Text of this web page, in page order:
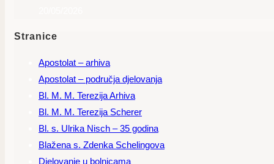
Stranice
Apostolat – arhiva
Apostolat – područja djelovanja
Bl. M. M. Terezija Arhiva
Bl. M. M. Terezija Scherer
Bl. s. Ulrika Nisch – 35 godina
Blažena s. Zdenka Schelingova
Djelovanje u bolnicama